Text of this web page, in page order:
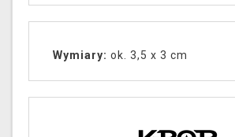
Wymiary: ok. 3,5 x 3 cm